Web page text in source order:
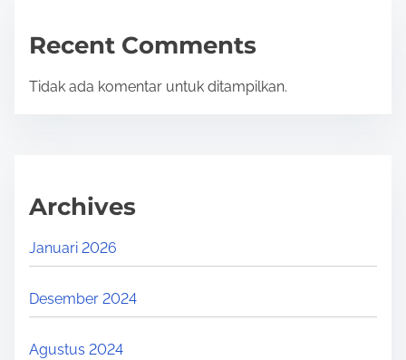
Recent Comments
Tidak ada komentar untuk ditampilkan.
Archives
Januari 2026
Desember 2024
Agustus 2024